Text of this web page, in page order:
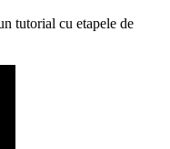
tutorial cu etapele de